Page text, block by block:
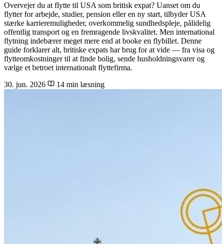
Overvejer du at flytte til USA som britisk expat? Uanset om du
flytter for arbejde, studier, pension eller en ny start, tilbyder USA
stærke karrieremuligheder, overkommelig sundhedspleje, pålidelig
offentlig transport og en fremragende livskvalitet. Men international
flytning indebærer meget mere end at booke en flybillet. Denne
guide forklarer alt, britiske expats har brug for at vide — fra visa og
flytteomkostninger til at finde bolig, sende husholdningsvarer og
vælge et betroet internationalt flyttefirma.
30. jun. 2026
14 min læsning